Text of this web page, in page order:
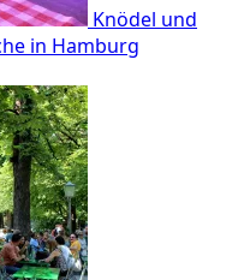
Knödel und
in Hamburg